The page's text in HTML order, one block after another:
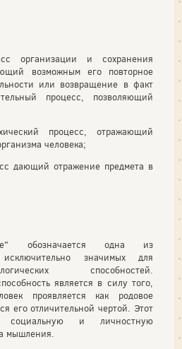
организации и сохранения
возможным его повторное
или возвращение в факт
процесс, позволяющий
процесс, отражающий
человека;
дающий отражение предмета в
обозначается одна из
значимых для
способностей.
является в силу того,
проявляется как родовое
его отличительной чертой. Этот
социальную и личностную
мышления.